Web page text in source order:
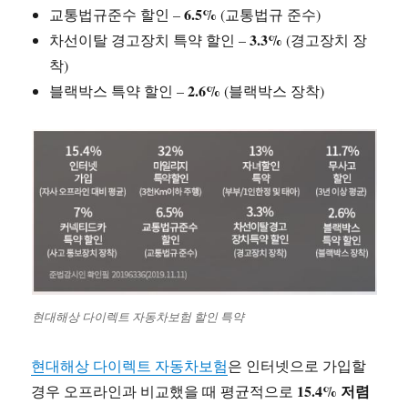
교통법규준수 할인 –6.5% (교통법규 준수)
차선이탈 경고장치 특약 할인 –3.3% (경고장치 장
착)
블랙박스 특약 할인 –2.6% (블랙박스 장착)
현대해상 다이렉트 자동차보험 할인 특약
현대해상 다이렉트 자동차보험은 인터넷으로 가입할
경우 오프라인과 비교했을 때 평균적으로 15.4% 저렴